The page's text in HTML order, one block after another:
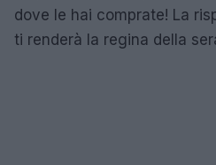
dove le hai comprate! La
ti renderà la regina della